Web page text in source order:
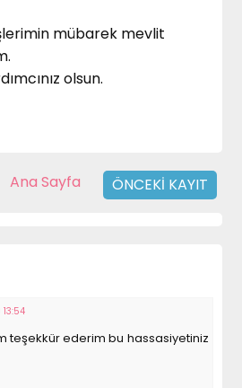
mübarek mevlit
olsun.
ÖNCEKI KAYIT
Ana Sayfa
13:54
teşekkür ederim bu hassasiyetiniz